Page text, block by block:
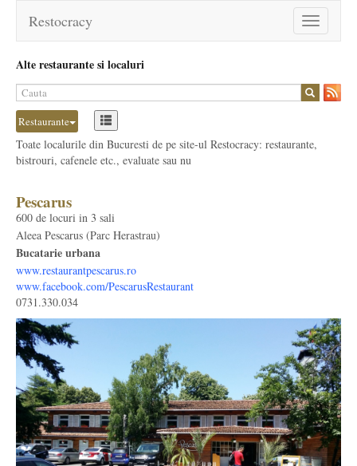
Toggle
navigation
Restocracy
Alte restaurante si localuri
Restaurante
Toate localurile din Bucuresti de pe site-ul Restocracy: restaurante,
bistrouri, cafenele etc., evaluate sau nu
Pescarus
600 de locuri in 3 sali
Aleea Pescarus (Parc Herastrau)
Bucatarie urbana
www.restaurantpescarus.ro
www.facebook.com/PescarusRestaurant
0731.330.034